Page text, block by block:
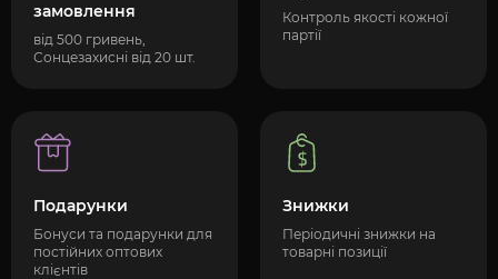
замовлення
від 500 гривень,
Сонцезахисні від 20 шт.
Контроль якості кожної
партії
Подарунки
Бонуси та подарунки для
постійних оптових
клієнтів
Знижки
Періодичні знижки на
товарні позиції